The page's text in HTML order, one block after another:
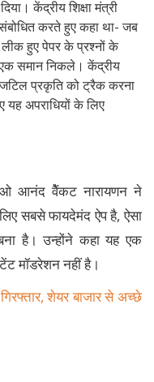
केंद्रीय शिक्षा मंत्री
संबोधित करते हुए कहा था- जब
हुए पेपर के प्रश्नों के
एक समान निकले। केंद्रीय
प्रकृति को ट्रैक करना
यह अपराधियों के लिए
आनंद वेैंकट नारायणन ने
सबसे फायदेमंद ऐप है, ऐसा
है। उन्होंने कहा यह एक
मॉडरेशन नहीं है।
शेयर बाजार से अच्छे